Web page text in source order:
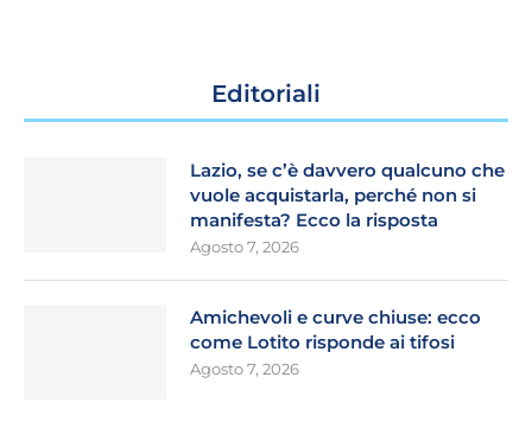
Editoriali
Lazio, se c’è davvero qualcuno che
vuole acquistarla, perché non si
manifesta? Ecco la risposta
Agosto 7, 2026
Amichevoli e curve chiuse: ecco
come Lotito risponde ai tifosi
Agosto 7, 2026